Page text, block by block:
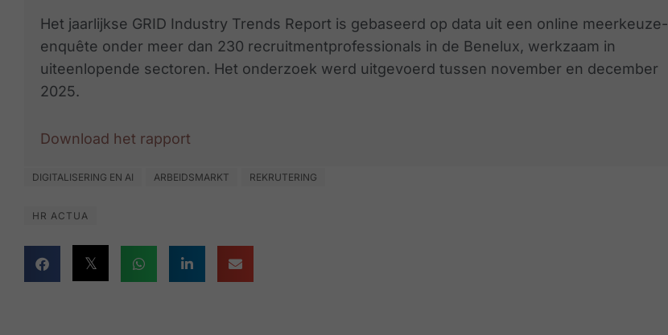
Het jaarlijkse GRID Industry Trends Report is gebaseerd op data uit een online meerkeuze-
enquête onder meer dan 230 recruitmentprofessionals in de Benelux, werkzaam in
uiteenlopende sectoren. Het onderzoek werd uitgevoerd tussen november en december
2025.
Download het rapport
DIGITALISERING EN AI ARBEIDSMARKT REKRUTERING
HR ACTUA